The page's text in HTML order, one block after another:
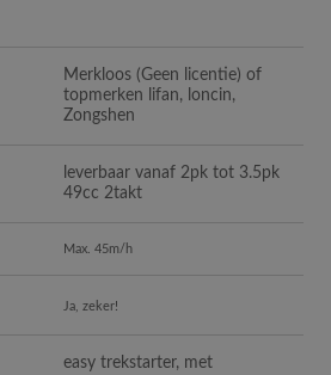
Merkloos (Geen licentie) of
topmerken lifan, loncin,
Zongshen
leverbaar vanaf 2pk tot 3.5pk
49cc 2takt
Max. 45m/h
Ja, zeker!
easy trekstarter, met